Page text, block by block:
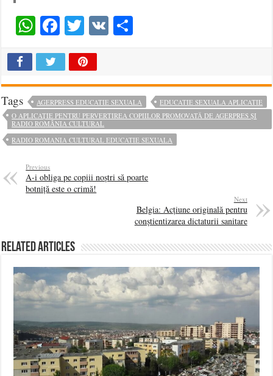
WhatsApp
Facebook
Twitter
VK
Tags AGERPRESS EDUCATIE SEXUALA
EDUCATIE SEXUALA APLICATIE
O APLICAȚIE PENTRU PERVERTIREA COPIILOR PROMOVATĂ DE AGERPRES ȘI
RADIO ROMÂNIA CULTURAL
RADIO ROMANIA CULTURAL EDUCATIE SEXUALA
Previous
A-i obliga pe copiii noștri să poarte
botniță este o crimă!
Next
Belgia: Acțiune originală pentru
conștientizarea dictaturii sanitare
Related Articles